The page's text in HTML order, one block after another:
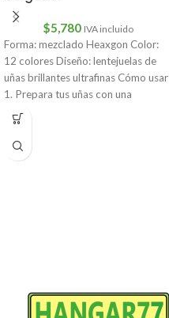
$5,780 IVA incluido
Forma: mezclado Heaxgon Color:
12 colores Diseño: lentejuelas de
uñas brillantes ultrafinas Cómo usar
1. Prepara tus uñas con una